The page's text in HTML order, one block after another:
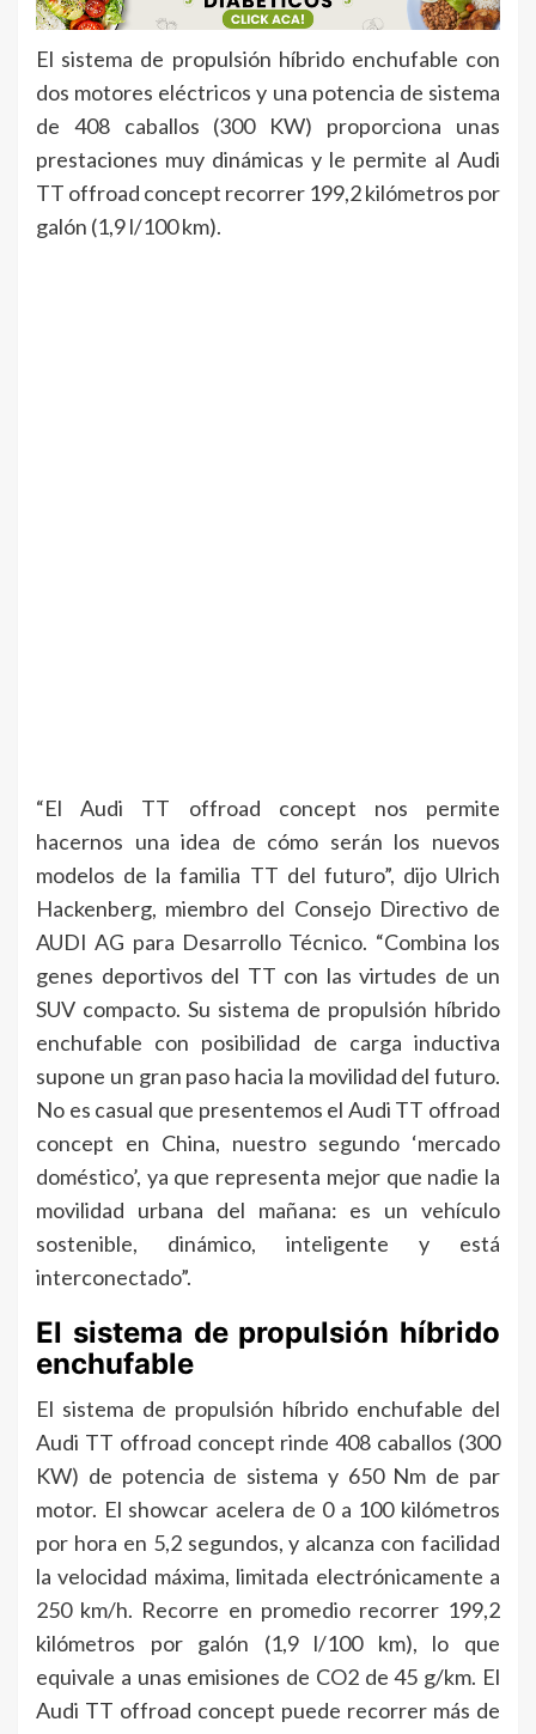
El sistema de propulsión híbrido enchufable con
dos motores eléctricos y una potencia de sistema
de 408 caballos (300 KW) proporciona unas
prestaciones muy dinámicas y le permite al Audi
TT offroad concept recorrer 199,2 kilómetros por
galón (1,9 l/100 km).
“El Audi TT offroad concept nos permite
hacernos una idea de cómo serán los nuevos
modelos de la familia TT del futuro”, dijo Ulrich
Hackenberg, miembro del Consejo Directivo de
AUDI AG para Desarrollo Técnico. “Combina los
genes deportivos del TT con las virtudes de un
SUV compacto. Su sistema de propulsión híbrido
enchufable con posibilidad de carga inductiva
supone un gran paso hacia la movilidad del futuro.
No es casual que presentemos el Audi TT offroad
concept en China, nuestro segundo ‘mercado
doméstico’, ya que representa mejor que nadie la
movilidad urbana del mañana: es un vehículo
sostenible, dinámico, inteligente y está
interconectado”.
El sistema de propulsión híbrido
enchufable
El sistema de propulsión híbrido enchufable del
Audi TT offroad concept rinde 408 caballos (300
KW) de potencia de sistema y 650 Nm de par
motor. El showcar acelera de 0 a 100 kilómetros
por hora en 5,2 segundos, y alcanza con facilidad
la velocidad máxima, limitada electrónicamente a
250 km/h. Recorre en promedio recorrer 199,2
kilómetros por galón (1,9 l/100 km), lo que
equivale a unas emisiones de CO2 de 45 g/km. El
Audi TT offroad concept puede recorrer más de